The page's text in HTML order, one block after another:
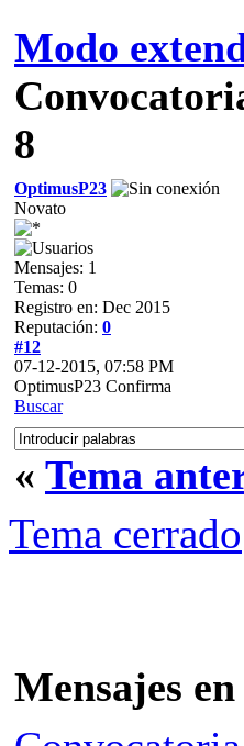
Modo
8
OptimusP23
Novato
Mensajes: 1
Temas: 0
Registro en: Dec 2015
Reputación: 0
#12
07-12-2015, 07:58 PM
OptimusP23 Confirma
Buscar
« Tema
Tema cerrado
Mensajes